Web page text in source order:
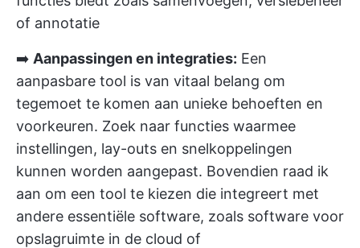
of annotatie
➡️ Aanpassingen en integraties: Een
aanpasbare tool is van vitaal belang om
tegemoet te komen aan unieke behoeften en
voorkeuren. Zoek naar functies waarmee
instellingen, lay-outs en snelkoppelingen
kunnen worden aangepast. Bovendien raad ik
aan om een tool te kiezen die integreert met
andere essentiële software, zoals software voor
opslagruimte in de cloud of